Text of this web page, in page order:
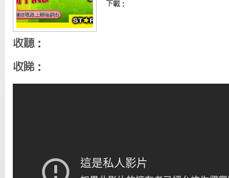
下載：
收聽：
收睇：